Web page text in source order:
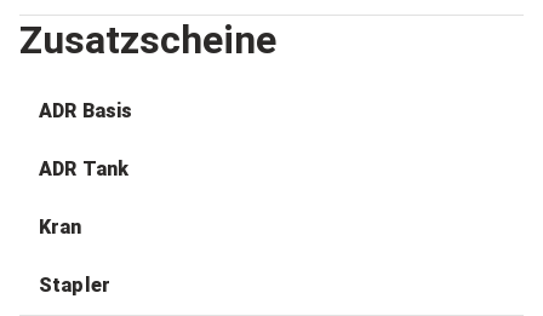
Zusatzscheine
ADR Basis
ADR Tank
Kran
Stapler